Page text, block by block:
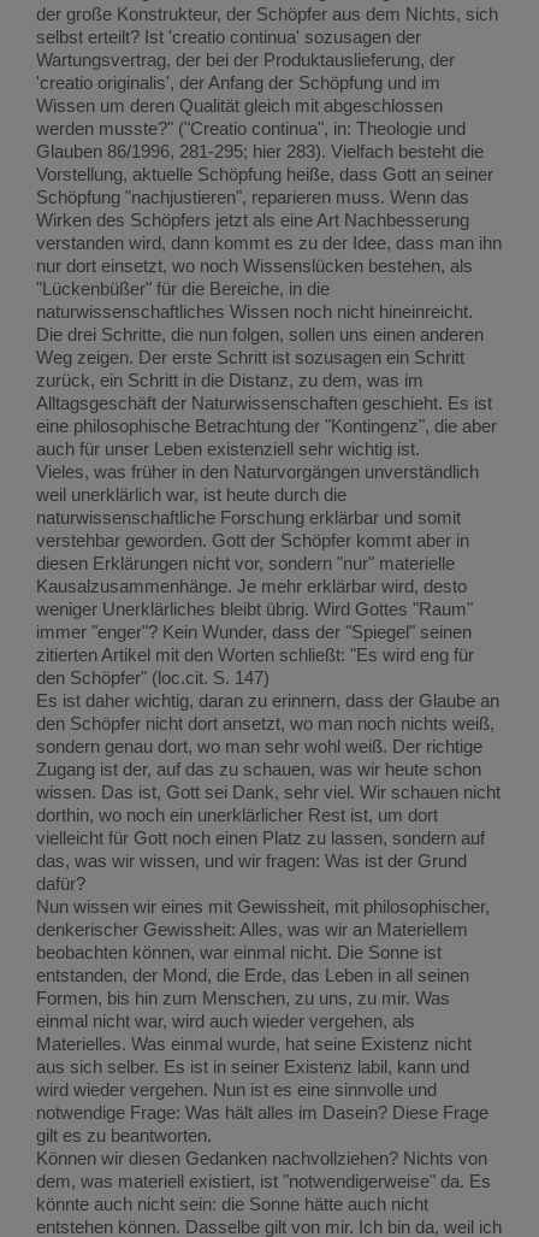
der große Konstrukteur, der Schöpfer aus dem Nichts, sich
selbst erteilt? Ist 'creatio continua' sozusagen der
Wartungsvertrag, der bei der Produktauslieferung, der
'creatio originalis', der Anfang der Schöpfung und im
Wissen um deren Qualität gleich mit abgeschlossen
werden musste?" ("Creatio continua", in: Theologie und
Glauben 86/1996, 281-295; hier 283). Vielfach besteht die
Vorstellung, aktuelle Schöpfung heiße, dass Gott an seiner
Schöpfung "nachjustieren", reparieren muss. Wenn das
Wirken des Schöpfers jetzt als eine Art Nachbesserung
verstanden wird, dann kommt es zu der Idee, dass man ihn
nur dort einsetzt, wo noch Wissenslücken bestehen, als
"Lückenbüßer" für die Bereiche, in die
naturwissenschaftliches Wissen noch nicht hineinreicht.
Die drei Schritte, die nun folgen, sollen uns einen anderen
Weg zeigen. Der erste Schritt ist sozusagen ein Schritt
zurück, ein Schritt in die Distanz, zu dem, was im
Alltagsgeschäft der Naturwissenschaften geschieht. Es ist
eine philosophische Betrachtung der "Kontingenz", die aber
auch für unser Leben existenziell sehr wichtig ist.
Vieles, was früher in den Naturvorgängen unverständlich
weil unerklärlich war, ist heute durch die
naturwissenschaftliche Forschung erklärbar und somit
verstehbar geworden. Gott der Schöpfer kommt aber in
diesen Erklärungen nicht vor, sondern "nur" materielle
Kausalzusammenhänge. Je mehr erklärbar wird, desto
weniger Unerklärliches bleibt übrig. Wird Gottes "Raum"
immer "enger"? Kein Wunder, dass der "Spiegel" seinen
zitierten Artikel mit den Worten schließt: "Es wird eng für
den Schöpfer" (loc.cit. S. 147)
Es ist daher wichtig, daran zu erinnern, dass der Glaube an
den Schöpfer nicht dort ansetzt, wo man noch nichts weiß,
sondern genau dort, wo man sehr wohl weiß. Der richtige
Zugang ist der, auf das zu schauen, was wir heute schon
wissen. Das ist, Gott sei Dank, sehr viel. Wir schauen nicht
dorthin, wo noch ein unerklärlicher Rest ist, um dort
vielleicht für Gott noch einen Platz zu lassen, sondern auf
das, was wir wissen, und wir fragen: Was ist der Grund
dafür?
Nun wissen wir eines mit Gewissheit, mit philosophischer,
denkerischer Gewissheit: Alles, was wir an Materiellem
beobachten können, war einmal nicht. Die Sonne ist
entstanden, der Mond, die Erde, das Leben in all seinen
Formen, bis hin zum Menschen, zu uns, zu mir. Was
einmal nicht war, wird auch wieder vergehen, als
Materielles. Was einmal wurde, hat seine Existenz nicht
aus sich selber. Es ist in seiner Existenz labil, kann und
wird wieder vergehen. Nun ist es eine sinnvolle und
notwendige Frage: Was hält alles im Dasein? Diese Frage
gilt es zu beantworten.
Können wir diesen Gedanken nachvollziehen? Nichts von
dem, was materiell existiert, ist "notwendigerweise" da. Es
könnte auch nicht sein: die Sonne hätte auch nicht
entstehen können. Dasselbe gilt von mir. Ich bin da, weil ich